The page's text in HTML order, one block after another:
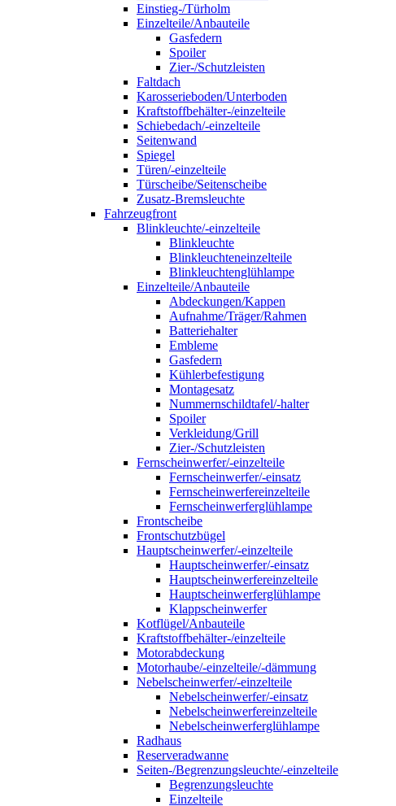
Einstieg-/Türholm
Einzelteile/Anbauteile
Gasfedern
Spoiler
Zier-/Schutzleisten
Faltdach
Karosserieboden/Unterboden
Kraftstoffbehälter-/einzelteile
Schiebedach/-einzelteile
Seitenwand
Spiegel
Türen/-einzelteile
Türscheibe/Seitenscheibe
Zusatz-Bremsleuchte
Fahrzeugfront
Blinkleuchte/-einzelteile
Blinkleuchte
Blinkleuchteneinzelteile
Blinkleuchtenglühlampe
Einzelteile/Anbauteile
Abdeckungen/Kappen
Aufnahme/Träger/Rahmen
Batteriehalter
Embleme
Gasfedern
Kühlerbefestigung
Montagesatz
Nummernschildtafel/-halter
Spoiler
Verkleidung/Grill
Zier-/Schutzleisten
Fernscheinwerfer/-einzelteile
Fernscheinwerfer/-einsatz
Fernscheinwerfereinzelteile
Fernscheinwerferglühlampe
Frontscheibe
Frontschutzbügel
Hauptscheinwerfer/-einzelteile
Hauptscheinwerfer/-einsatz
Hauptscheinwerfereinzelteile
Hauptscheinwerferglühlampe
Klappscheinwerfer
Kotflügel/Anbauteile
Kraftstoffbehälter-/einzelteile
Motorabdeckung
Motorhaube/-einzelteile/-dämmung
Nebelscheinwerfer/-einzelteile
Nebelscheinwerfer/-einsatz
Nebelscheinwerfereinzelteile
Nebelscheinwerferglühlampe
Radhaus
Reserveradwanne
Seiten-/Begrenzungsleuchte/-einzelteile
Begrenzungsleuchte
Einzelteile